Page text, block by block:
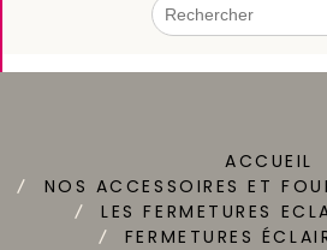
ACCUEIL
NOS ACCESSOIRES ET
LES FERMETURES
FERMETURES